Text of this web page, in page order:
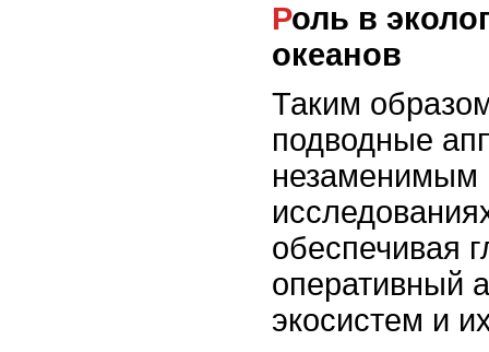
Роль в экологии и охране
океанов
Таким
подводные
незаменимым
обеспечивая
оперативный
экосистем и